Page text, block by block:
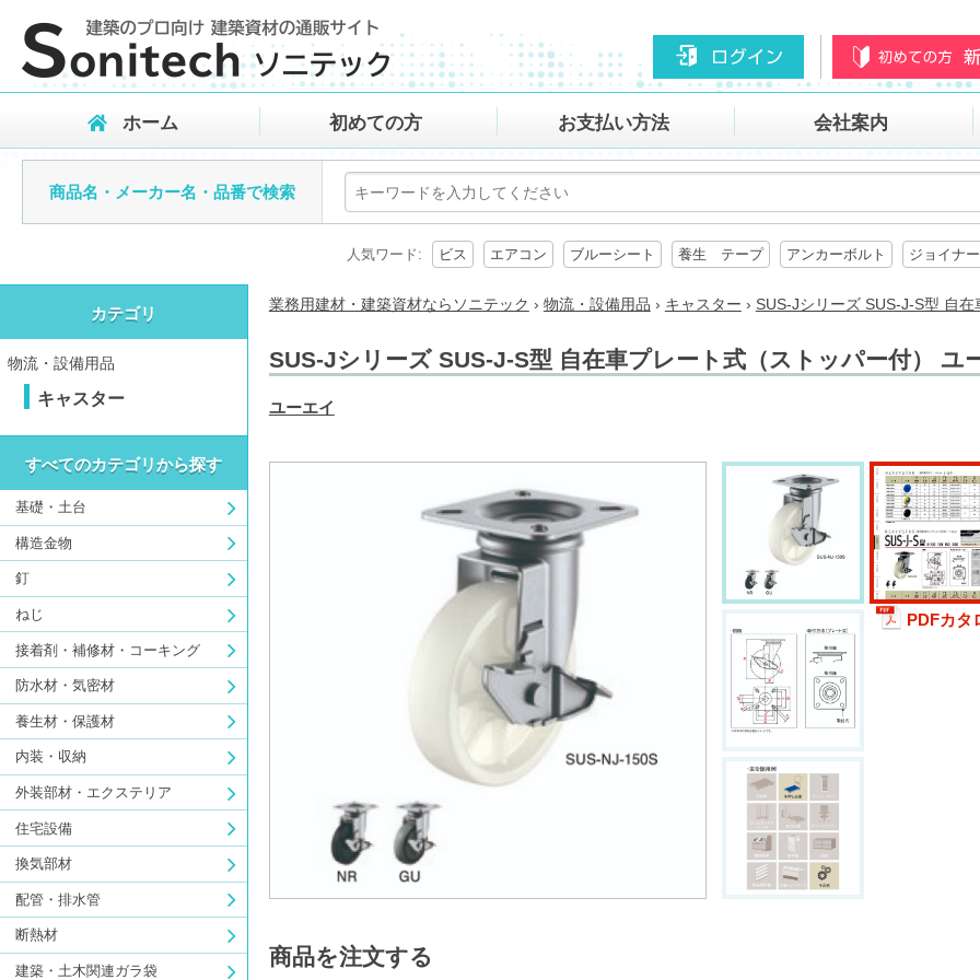
ホーム 初めての方 お支払い方法 会社案内
商品名・メーカー名・品番で検索
人気ワード: ビス エアコン ブルーシート 養生 テープ アンカーボルト ジョイナー
カテゴリ
物流・設備用品
キャスター
すべてのカテゴリから探す
基礎・土台
構造金物
釘
ねじ
接着剤・補修材・コーキング
防水材・気密材
養生材・保護材
内装・収納
外装部材・エクステリア
住宅設備
換気部材
配管・排水管
断熱材
建築・土木関連ガラ袋
業務用建材・建築資材ならソニテック › 物流・設備用品 › キャスター › SUS-Jシリーズ SUS-J-S型 自
SUS-Jシリーズ SUS-J-S型 自在車プレート式（ストッパー付） ユ
ユーエイ
PDFカタ
商品を注文する